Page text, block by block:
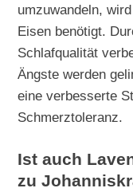
umzuwandeln,
Eisen benötigt.
Schlafqualität
Ängste werden
eine verbesserte
Schmerztoleranz.
Ist auch
zu